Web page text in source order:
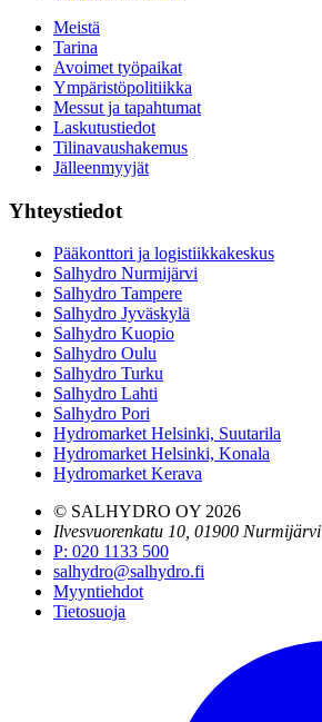
Meistä
Tarina
Avoimet työpaikat
Ympäristöpolitiikka
Messut ja tapahtumat
Laskutustiedot
Tilinavaushakemus
Jälleenmyyjät
Yhteystiedot
Pääkonttori ja logistiikkakeskus
Salhydro Nurmijärvi
Salhydro Tampere
Salhydro Jyväskylä
Salhydro Kuopio
Salhydro Oulu
Salhydro Turku
Salhydro Lahti
Salhydro Pori
Hydromarket Helsinki, Suutarila
Hydromarket Helsinki, Konala
Hydromarket Kerava
© SALHYDRO OY 2026
Ilvesvuorenkatu 10, 01900 Nurmijärvi
P: 020 1133 500
salhydro@salhydro.fi
Myyntiehdot
Tietosuoja